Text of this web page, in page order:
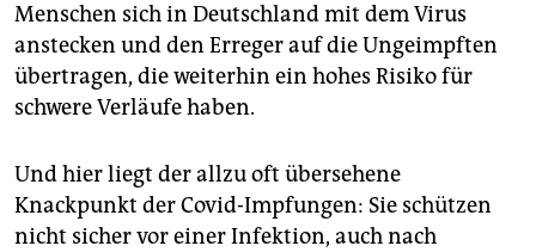
Menschen sich in Deutschland mit dem Virus
anstecken und den Erreger auf die Ungeimpften
übertragen, die weiterhin ein hohes Risiko für
schwere Verläufe haben.
Und hier liegt der allzu oft übersehene
Knackpunkt der Covid-Impfungen: Sie schützen
nicht sicher vor einer Infektion, auch nach